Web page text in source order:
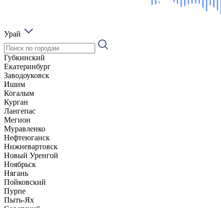
Урай
Губкинский
Екатеринбург
Заводоуковск
Ишим
Когалым
Курган
Лангепас
Мегион
Муравленко
Нефтеюганск
Нижневартовск
Новый Уренгой
Ноябрьск
Нягань
Пойковский
Пурпе
Пыть-Ях